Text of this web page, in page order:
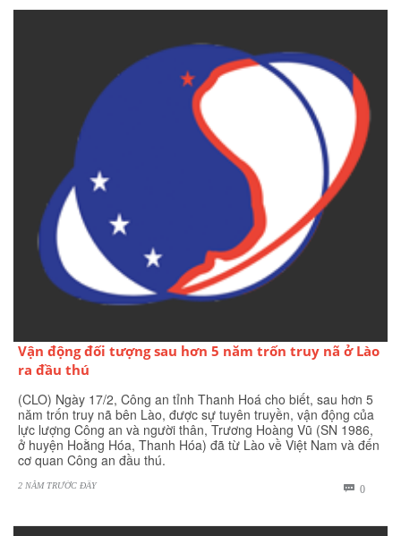
Vận động đối tượng sau hơn 5 năm trốn truy nã ở Lào
ra đầu thú
(CLO) Ngày 17/2, Công an tỉnh Thanh Hoá cho biết, sau hơn 5
năm trốn truy nã bên Lào, được sự tuyên truyền, vận động của
lực lượng Công an và người thân, Trương Hoàng Vũ (SN 1986,
ở huyện Hoằng Hóa, Thanh Hóa) đã từ Lào về Việt Nam và đến
cơ quan Công an đầu thú.
2 NĂM TRƯỚC ĐÂY  0BÌNH